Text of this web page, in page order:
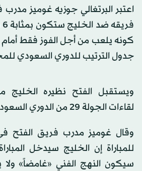
اعتبر البرتغالي جوزيه غوميز مدرب
كونه يلعب من أجل الفوز فقط
جدول الترتيب للدوري السعودي
ويستقبل الفتح نظيره
لقاءات الجولة 29 من الدوري السعودي للمحترفين.
وقال غوميز مدرب فريق الفتح
للمباراة إن الخليج سيدخل
سيكون النهج الفني «غامضاً» ولا